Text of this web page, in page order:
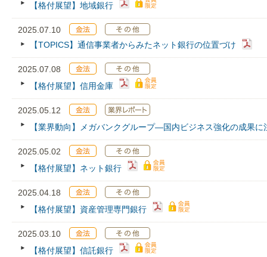
【格付展望】地域銀行
2025.07.10
【TOPICS】通信事業者からみたネット銀行の位置づけ
2025.07.08
【格付展望】信用金庫
2025.05.12
【業界動向】メガバンクグループ―国内ビジネス強化の成果
2025.05.02
【格付展望】ネット銀行
2025.04.18
【格付展望】資産管理専門銀行
2025.03.10
【格付展望】信託銀行